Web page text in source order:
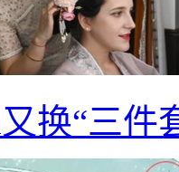
又换“三